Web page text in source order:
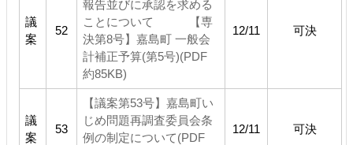
議
案
52
報告並びに承認を求める
ことについて 【専
決第8号】嘉島町 一般会
計補正予算(第5号)(PDF
約85KB)
12/11 可決
議
案
53
【議案第53号】嘉島町い
じめ問題再調査委員会条
例の制定について(PDF
12/11 可決